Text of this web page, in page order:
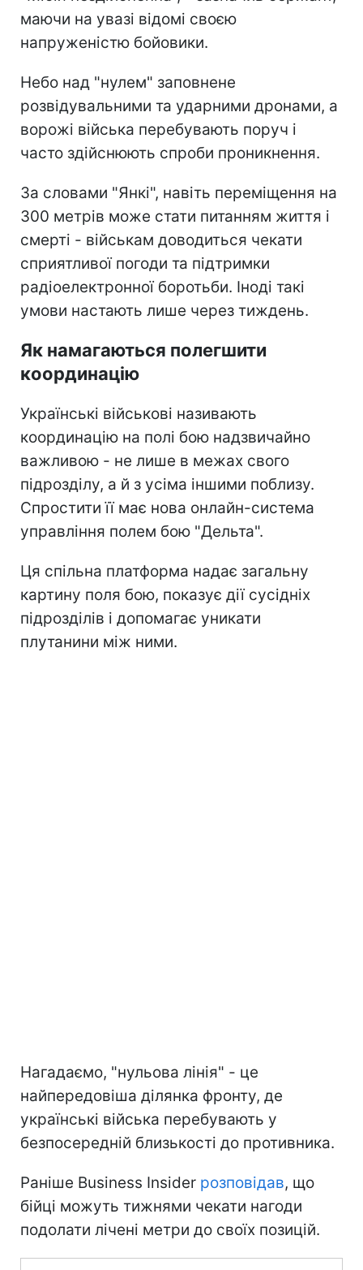
маючи на увазі відомі своєю
напруженістю бойовики.
Небо над "нулем" заповнене
розвідувальними та ударними дронами, а
ворожі війська перебувають поруч і
часто здійснюють спроби проникнення.
За словами "Янкі", навіть переміщення на
300 метрів може стати питанням життя і
смерті - військам доводиться чекати
сприятливої погоди та підтримки
радіоелектронної боротьби. Іноді такі
умови настають лише через тиждень.
Як намагаються полегшити
координацію
Українські військові називають
координацію на полі бою надзвичайно
важливою - не лише в межах свого
підрозділу, а й з усіма іншими поблизу.
Спростити її має нова онлайн-система
управління полем бою "Дельта".
Ця спільна платформа надає загальну
картину поля бою, показує дії сусідніх
підрозділів і допомагає уникати
плутанини між ними.
Нагадаємо, "нульова лінія" - це
найпередовіша ділянка фронту, де
українські війська перебувають у
безпосередній близькості до противника.
Раніше Business Insider розповідав, що
бійці можуть тижнями чекати нагоди
подолати лічені метри до своїх позицій.